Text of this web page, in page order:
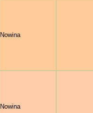
Nowina
Nowina